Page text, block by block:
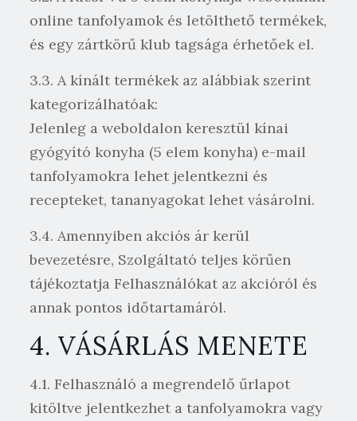
online tanfolyamok és letölthető termékek,
és egy zártkörű klub tagsága érhetőek el.
3.3. A kínált termékek az alábbiak szerint
kategorizálhatóak:
Jelenleg a weboldalon keresztül kínai
gyógyító konyha (5 elem konyha) e-mail
tanfolyamokra lehet jelentkezni és
recepteket, tananyagokat lehet vásárolni.
3.4. Amennyiben akciós ár kerül
bevezetésre, Szolgáltató teljes körűen
tájékoztatja Felhasználókat az akcióról és
annak pontos időtartamáról.
4. VÁSÁRLÁS MENETE
4.1. Felhasználó a megrendelő űrlapot
kitöltve jelentkezhet a tanfolyamokra vagy